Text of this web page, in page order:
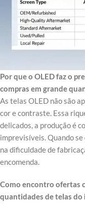
Por que o OLED faz o
compras em grande
As telas OLED não são
cor e contraste. Essa
delicados, a produção é
imprevisíveis. Quando
na dificuldade de
encomenda.
Como encontro ofertas
quantidades de telas do